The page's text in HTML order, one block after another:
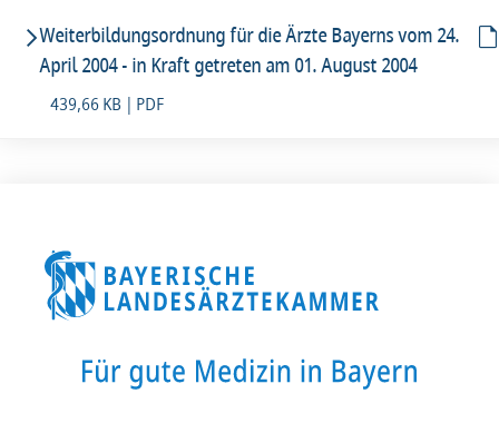
Weiterbildungsordnung für die Ärzte Bayerns vom 24.
April 2004 - in Kraft getreten am 01. August 2004
439,66 KB | PDF